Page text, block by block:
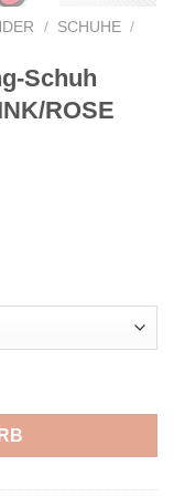
/ SCHUHE /
Schuh
ROSE
IV J BLACK/